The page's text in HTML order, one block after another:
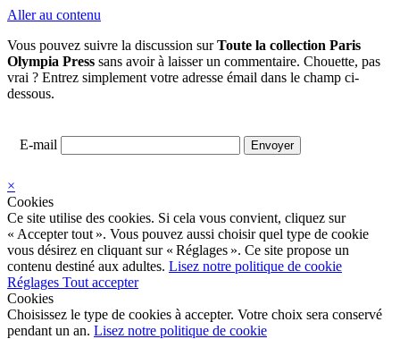
Aller au contenu
Vous pouvez suivre la discussion surToute la collection Paris
Olympia Press sans avoir à laisser un commentaire. Chouette, pas
vrai ? Entrez simplement votre adresse émail dans le champ ci-
dessous.
E-mail
×
Cookies
Ce site utilise des cookies. Si cela vous convient, cliquez sur
« Accepter tout ». Vous pouvez aussi choisir quel type de cookie
vous désirez en cliquant sur « Réglages ». Ce site propose un
contenu destiné aux adultes. Lisez notre politique de cookie
Réglages Tout accepter
Cookies
Choisissez le type de cookies à accepter. Votre choix sera conservé
pendant un an. Lisez notre politique de cookie